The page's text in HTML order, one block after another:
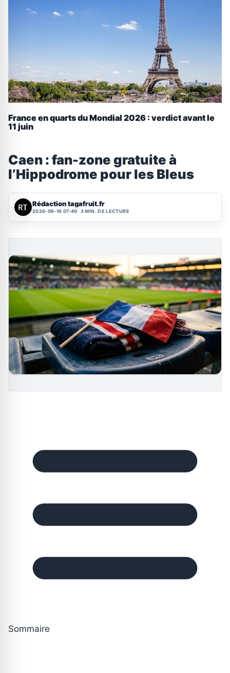
France en quarts du Mondial 2026 : verdict avant le
11 juin
Caen : fan-zone gratuite à
l’Hippodrome pour les Bleus
Rédaction tagafruit.fr
2026-06-16 07:40 3 MIN. DE LECTURE
Sommaire